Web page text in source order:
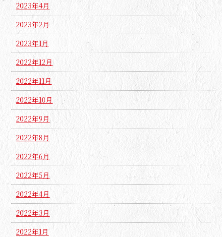
2023年4月
2023年2月
2023年1月
2022年12月
2022年11月
2022年10月
2022年9月
2022年8月
2022年6月
2022年5月
2022年4月
2022年3月
2022年1月